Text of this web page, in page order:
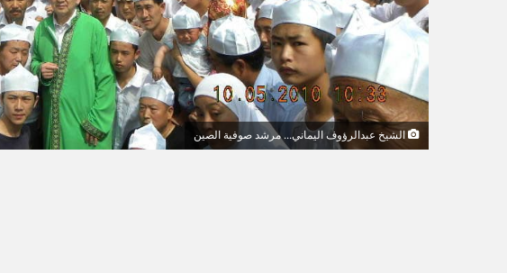
الشيخ عبدالرؤوف اليماني... مرشد صوفية الصين